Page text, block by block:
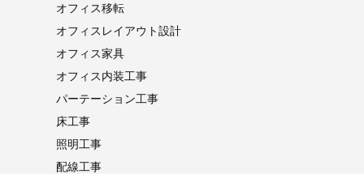
オフィス移転
オフィス レイアウト設計
オフィス家具
オフィス内装工事
パーテーション工事
床工事
照明工事
配線工事